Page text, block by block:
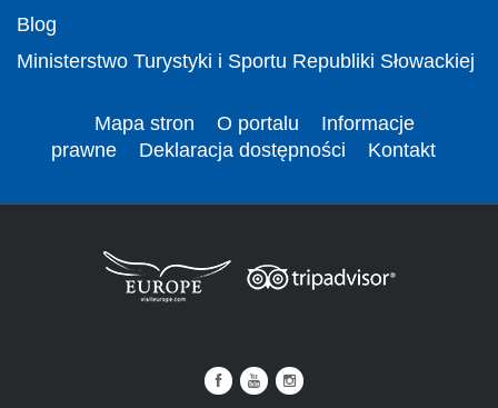
Blog
Ministerstwo Turystyki i Sportu Republiki Słowackiej
Mapa stron O portalu
Informacje
prawne
Deklaracja dostępności Kontakt